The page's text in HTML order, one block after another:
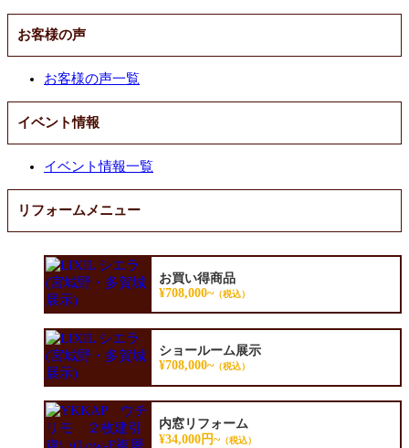
お客様の声
お客様の声一覧
イベント情報
イベント情報一覧
リフォームメニュー
お買い得商品
¥708,000~（税込）
ショールーム展示
¥708,000~（税込）
内窓リフォーム
¥34,000円~（税込）